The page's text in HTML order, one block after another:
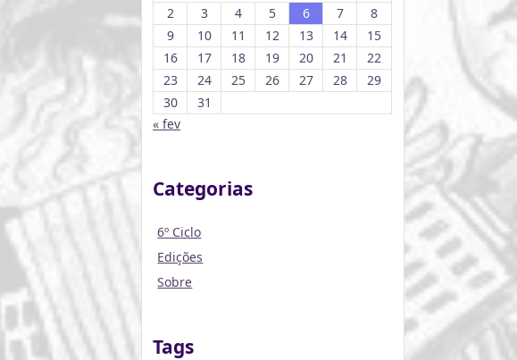
2
3 4 5 6 7
8
9
10 11 12 13 14
15
16
17 18 19 20 21
22
23
24 25 26 27 28
29
30
31
« fev
Categorias
6º Ciclo
Edições
Sobre
Tags